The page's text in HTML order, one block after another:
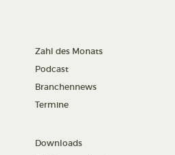
Zahl des Monats
Podcast
Branchennews
Termine
Downloads